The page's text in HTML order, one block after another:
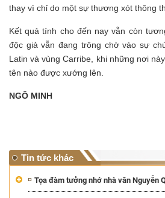
thay vì chỉ do một sự thương xót thông
Kết quả tính cho đến nay vẫn còn
độc giả vẫn đang trông chờ vào sự
Latin và vùng Carribe, khi những nơi
tên nào được xướng lên.
NGÔ MINH
Tin tức khác
Tọa đàm tưởng nhớ nhà văn Nguyễn